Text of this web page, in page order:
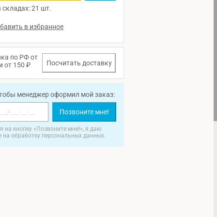
складах: 21 шт.
по РФ от
от 150 ₽
Посчитать доставку
менеджер оформил мой заказ:
Позвоните мне!
на кнопку «Позвоните мне!», я даю
на обработку персональных данных.